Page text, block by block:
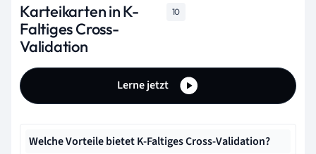
Karteikarten in K-
Faltiges Cross-
Validation
10
Lerne jetzt
Welche Vorteile bietet K-Faltiges Cross-Validation?